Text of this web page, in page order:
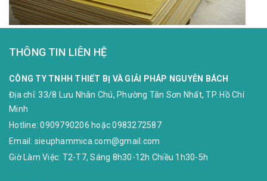
THÔNG TIN LIÊN HỆ
CÔNG TY TNHH THIẾT BỊ VÀ GIẢI PHÁP NGUYỄN BÁCH
Địa chỉ:33/8 Lưu Nhân Chú, Phường Tân Sơn Nhất, TP. Hồ Chí
Minh
Hotline:0909790206 hoặc0983272587
Email: sieuphammica.com@gmail.com
Giờ Làm Việc: T2-T7, Sáng 8h30-12h Chiều 1h30-5h